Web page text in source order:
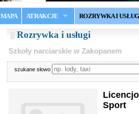
MAPA ATRAKCJE ROZRYWKA I
Rozrywka i usługi
Szkoły narciarskie w Zakopanem
szukane słowo
Sport